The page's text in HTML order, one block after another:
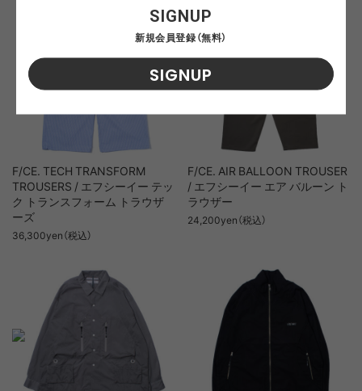
F/CE. TECH TRANSFORM
TROUSERS / エフシーイー テッ
ク トランスフォーム トラウザ
ーズ
36,300yen（税込）
F/CE. AIR BALLOON TROUSER
/ エフシーイー エア バルーン ト
ラウザー
24,200yen（税込）
SIGNUP
新規会員登録（無料）
SIGNUP